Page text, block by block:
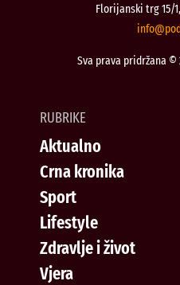
Florijanski trg 15/
@ofni
Sva prava pridržana ©
RUBRIKE
Aktualno
Crna kronika
Sport
Lifestyle
Zdravlje i život
Vjera